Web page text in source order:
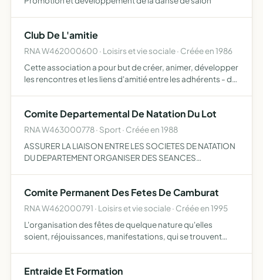
Club De L'amitie
RNA W462000600 · Loisirs et vie sociale · Créée en 1986
Cette association a pour but de créer, animer, développer
les rencontres et les liens d'amitié entre les adhérents - de
Comite Departemental De Natation Du Lot
RNA W463000778 · Sport · Créée en 1988
ASSURER LA LIAISON ENTRE LES SOCIETES DE NATATION
DU DEPARTEMENT ORGANISER DES SEANCES
Comite Permanent Des Fetes De Camburat
RNA W462000791 · Loisirs et vie sociale · Créée en 1995
L'organisation des fêtes de quelque nature qu'elles
soient, réjouissances, manifestations, qui se trouvent
Entraide Et Formation